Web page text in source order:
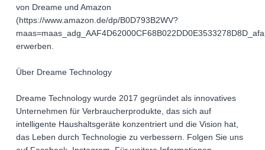
von Dreame und Amazon
(https://www.amazon.de/dp/B0D793B2WV?
erwerben.
Über Dreame Technology
Dreame Technology wurde 2017 gegründet als innovatives
Unternehmen für Verbraucherprodukte, das sich auf
intelligente Haushaltsgeräte konzentriert und die Vision hat,
das Leben durch Technologie zu verbessern. Folgen Sie uns